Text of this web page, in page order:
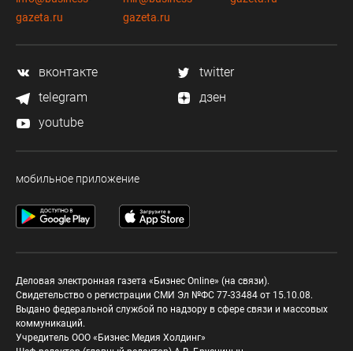
gazeta.ru
gazeta.ru
вконтакте
twitter
telegram
дзен
youtube
мобильное приложение
Деловая электронная газета «Бизнес Online» (на связи).
Свидетельство о регистрации СМИ Эл №ФС 77-33484 от 15.10.08.
Выдано федеральной службой по надзору в сфере связи и массовых
коммуникаций.
Учредитель ООО «Бизнес Медия Холдинг»